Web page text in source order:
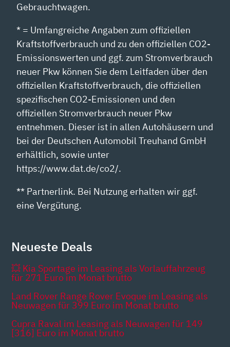
Gebrauchtwagen.
* = Umfangreiche Angaben zum offiziellen
Kraftstoffverbrauch und zu den offiziellen CO2-
Emissionswerten und ggf. zum Stromverbrauch
neuer Pkw können Sie dem Leitfaden über den
offiziellen Kraftstoffverbrauch, die offiziellen
spezifischen CO2-Emissionen und den
offiziellen Stromverbrauch neuer Pkw
entnehmen. Dieser ist in allen Autohäusern und
bei der Deutschen Automobil Treuhand GmbH
erhältlich, sowie unter
https://www.dat.de/co2/.
** Partnerlink. Bei Nutzung erhalten wir ggf.
eine Vergütung.
Neueste Deals
💥 Kia Sportage im Leasing als Vorlauffahrzeug
für 271 Euro im Monat brutto
Land Rover Range Rover Evoque im Leasing als
Neuwagen für 399 Euro im Monat brutto
Cupra Raval im Leasing als Neuwagen für 149
[316] Euro im Monat brutto